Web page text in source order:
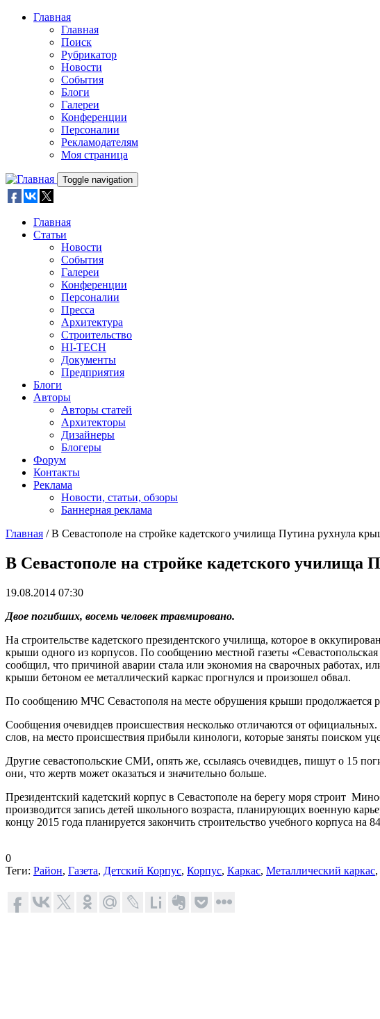
Skip to main content
Главная
Главная
Поиск
Рубрикатор
Новости
События
Блоги
Галереи
Конференции
Персоналии
Рекламодателям
Моя страница
Toggle navigation
Главная
Статьи
Новости
События
Галереи
Конференции
Персоналии
Пресса
Архитектура
Строительство
HI-TECH
Документы
Предприятия
Блоги
Авторы
Авторы статей
Архитекторы
Дизайнеры
Блогеры
Форум
Контакты
Реклама
Новости, статьи, обзоры
Баннерная реклама
Главная / В Севастополе на стройке кадетского училища Путина рухнула
В Севастополе на стройке кадетского училища
19.08.2014 07:30
Двое погибших, восемь человек травмировано.
На строительстве кадетского президентского училища, которое в
крыши одного из корпусов. По сообщению местной газеты
сообщил, что причиной аварии стала или экономия на сварочных работах,
крыши бетоном ее металлический каркас прогнулся и произошел обвал.
По сообщению МЧС Севастополя на месте обрушения крыши продолжается
Сообщения очевидцев происшествия несколько отличаются от
слов, на место происшествия прибыли кинологи, которые заняты поиском
Другие севастопольские СМИ, опять же, ссылаясь очевидцев, пишут о 15
они, что жертв может оказаться и значительно больше.
Президентский кадетский корпус в Севастополе на берегу моря строит
производится запись детей школьного возраста, планирующих военную
концу 2015 года планируется закончить строительство учебного корпуса
0
Теги: Район, Газета, Детский Корпус, Корпус, Каркас, Металлический каркас,